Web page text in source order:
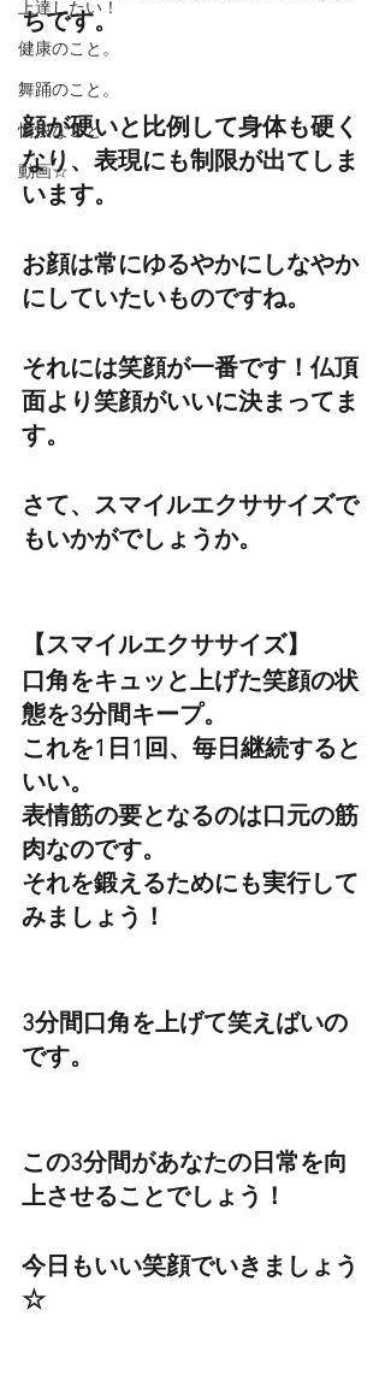
上達したい！
健康のこと。
舞踊のこと。
愉快なこと
動画☆
ちです。
顔が硬いと比例して身体も硬く
なり、表現にも制限が出てしま
います。
お顔は常にゆるやかにしなやか
にしていたいものですね。
それには笑顔が一番です！仏頂
面より笑顔がいいに決まってま
す。
さて、スマイルエクササイズで
もいかがでしょうか。
【スマイルエクササイズ】
口角をキュッと上げた笑顔の状
態を3分間キープ。
これを1日1回、毎日継続すると
いい。
表情筋の要となるのは口元の筋
肉なのです。
それを鍛えるためにも実行して
みましょう！
3分間口角を上げて笑えばいの
です。
この3分間があなたの日常を向
上させることでしょう！
今日もいい笑顔でいきましょう
☆